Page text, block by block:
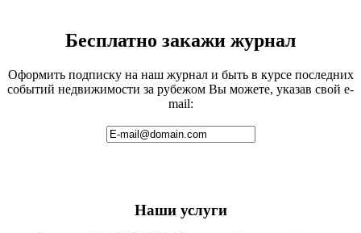
Бесплатно закажи журнал
Оформить подписку на наш журнал и быть в курсе последних
событий недвижимости за рубежом Вы можете, указав свой e-
mail:
Наши услуги